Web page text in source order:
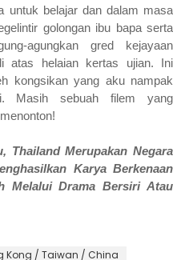
untuk belajar dan dalam masa
golongan ibu bapa serta
agungkan gred kejayaan
atas helaian kertas ujian. Ini
kongsikan yang aku nampak
Masih sebuah filem yang
Thailand Merupakan Negara
Karya Berkenaan
Melalui Drama Bersiri Atau
Kong / Taiwan / China